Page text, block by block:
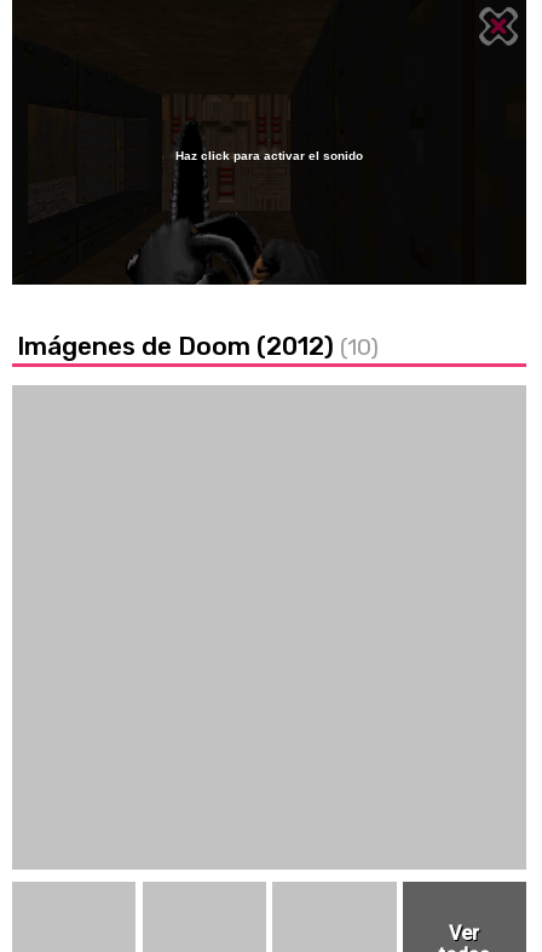
Unmute
13.49%
Haz click para activar el sonido
Imágenes de Doom (2012) (10)